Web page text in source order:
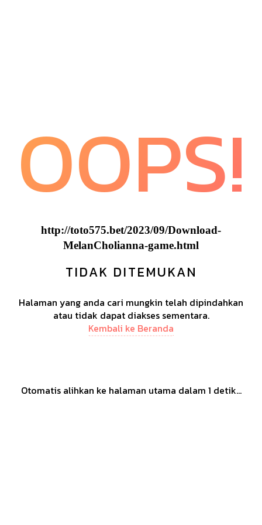
OOPS!
http://toto575.bet/2023/09/Download-
MelanCholianna-game.html
TIDAK DITEMUKAN
Halaman yang anda cari mungkin telah dipindahkan
atau tidak dapat diakses sementara.
Kembali ke Beranda
Otomatis alihkan ke halaman utama dalam 1 detik...